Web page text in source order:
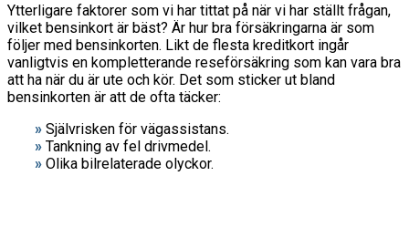
Ytterligare faktorer som vi har tittat på när vi har ställt frågan,
vilket bensinkort är bäst? Är hur bra försäkringarna är som
följer med bensinkorten. Likt de flesta kreditkort ingår
vanligtvis en kompletterande reseförsäkring som kan vara bra
att ha när du är ute och kör. Det som sticker ut bland
bensinkorten är att de ofta täcker:
» Självrisken för vägassistans.
» Tankning av fel drivmedel.
» Olika bilrelaterade olyckor.